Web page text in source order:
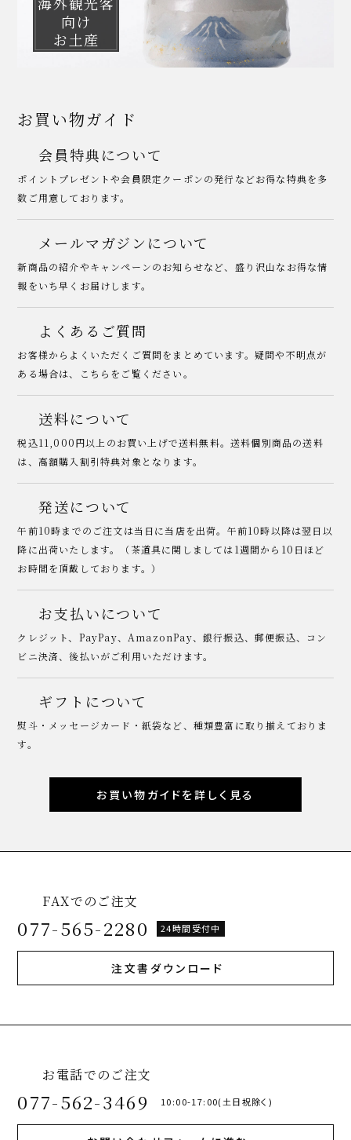
向け
お土産
お買い物ガイド
会員特典について
ポイントプレゼントや会員限定クーポンの発行などお得な特典を多
数ご用意しております。
メールマガジンについて
新商品の紹介やキャンペーンのお知らせなど、盛り沢山なお得な情
報をいち早くお届けします。
よくあるご質問
お客様からよくいただくご質問をまとめています。疑問や不明点が
ある場合は、こちらをご覧ください。
送料について
税込11,000円以上のお買い上げで送料無料。送料個別商品の送料
は、高額購入割引特典対象となります。
発送について
午前10時までのご注文は当日に当店を出荷。午前10時以降は翌日以
降に出荷いたします。（茶道具に関しましては1週間から10日ほど
お時間を頂戴しております。）
お支払いについて
クレジット、PayPay、AmazonPay、銀行振込、郵便振込、コン
ビニ決済、後払いがご利用いただけます。
ギフトについて
熨斗・メッセージカード・紙袋など、種類豊富に取り揃えておりま
す。
お買い物ガイドを詳しく見る
FAXでのご注文
077-565-2280 24時間受付中
注文書ダウンロード
お電話でのご注文
077-562-3469 10:00-17:00(土日祝除く)